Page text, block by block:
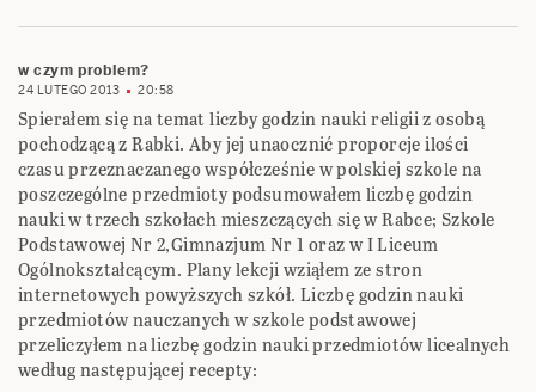
w czym problem?
24 LUTEGO 2013 20:58
Spierałem się na temat liczby godzin nauki religii z osobą
pochodzącą z Rabki. Aby jej unaocznić proporcje ilości
czasu przeznaczanego współcześnie w polskiej szkole na
poszczególne przedmioty podsumowałem liczbę godzin
nauki w trzech szkołach mieszczących się w Rabce; Szkole
Podstawowej Nr 2,Gimnazjum Nr 1 oraz w I Liceum
Ogólnokształcącym. Plany lekcji wziąłem ze stron
internetowych powyższych szkół. Liczbę godzin nauki
przedmiotów nauczanych w szkole podstawowej
przeliczyłem na liczbę godzin nauki przedmiotów licealnych
według następującej recepty: